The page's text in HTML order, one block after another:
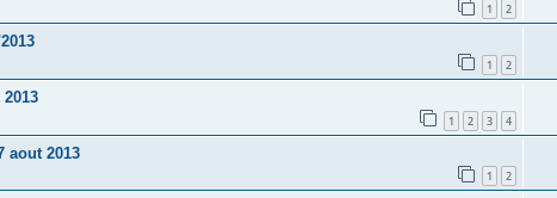
1 2
1 2
1 2 3 4
aout 2013
1 2